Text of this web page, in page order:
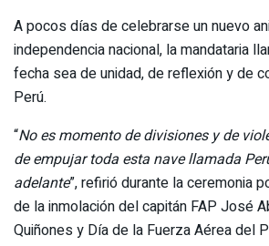
A pocos días de celebrarse un nuevo
independencia nacional, la mandataria
fecha sea de unidad, de reflexión y de
Perú.
“No es momento de divisiones y de
de empujar toda esta nave llamada
adelante”, refirió durante la ceremonia
de la inmolación del capitán FAP José
Quiñones y Día de la Fuerza Aérea del